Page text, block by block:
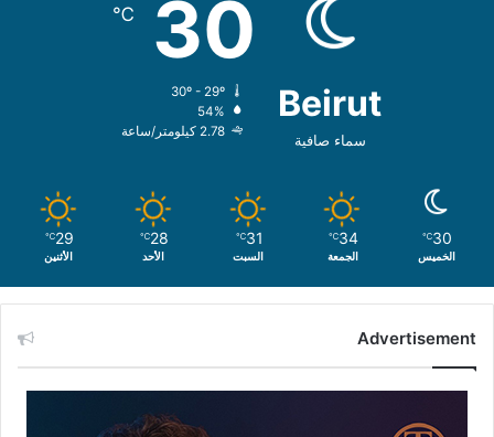
Beirut
سماء صافية
30
℃
54%
2.78 كيلومتر/ساعة
30
℃
الخميس
34
℃
الجمعة
31
℃
السبت
28
℃
الأحد
29
℃
الأثنين
Advertisement